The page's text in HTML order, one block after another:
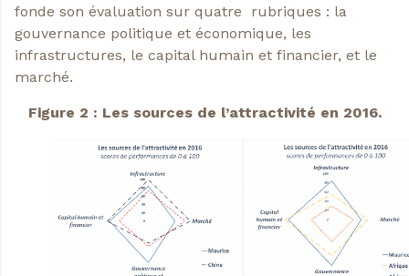
fonde son évaluation sur quatre rubriques : la
gouvernance politique et économique, les
infrastructures, le capital humain et financier, et le
marché.
Figure 2 : Les sources de l’attractivité en 2016.